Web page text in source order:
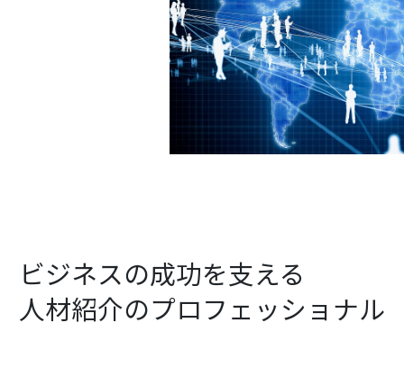
ビジネスの成功を支える
人材紹介のプロフェッショナル